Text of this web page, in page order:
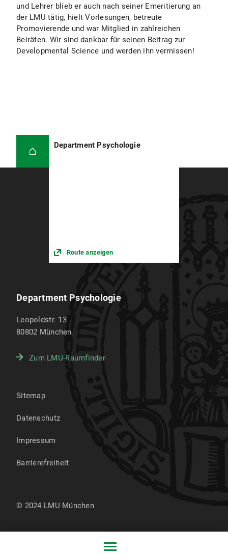
und Lehrer blieb er auch nach seiner Emeritierung an
der LMU tätig, hielt Vorlesungen, betreute
Promovierende und war Mitglied in zahlreichen
Beiräten. Wir sind dankbar für seinen Beitrag zur
Developmental Science und werden ihn vermissen!
Department Psychologie
Route anzeigen
Department Psychologie
Leopoldstr. 13
80802 München
Zum LMU-Raumfinder
Sitemap
Datenschutz
Impressum
Barrierefreiheit
© 2024 LMU München